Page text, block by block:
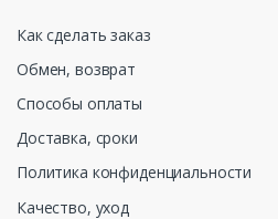
Как сделать заказ
Обмен, возврат
Способы оплаты
Доставка, сроки
Политика конфиденциальности
Качество, уход